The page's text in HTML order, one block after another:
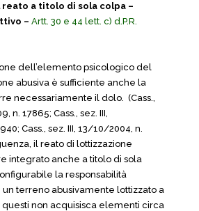
a titolo di sola colpa –
– Artt. 30 e 44 lett. c) d.P.R.
dell’elemento psicologico del
abusiva è sufficiente anche la
necessariamente il dolo. (Cass.,
n. 17865; Cass., sez. III,
Cass., sez. III, 13/10/2004, n.
il reato di lottizzazione
integrato anche a titolo di sola
la responsabilità
terreno abusivamente lottizzato a
non acquisisca elementi circa